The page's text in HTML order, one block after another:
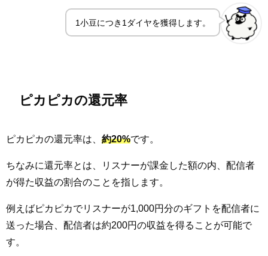
1小豆につき1ダイヤを獲得します。
ピカピカの還元率
ピカピカの還元率は、 約20%です。
ちなみに還元率とは、リスナーが課金した額の内、配信者
が得た収益の割合のことを指します。
例えばピカピカでリスナーが1,000円分のギフトを配信者に
送った場合、配信者は約200円の収益を得ることが可能で
す。